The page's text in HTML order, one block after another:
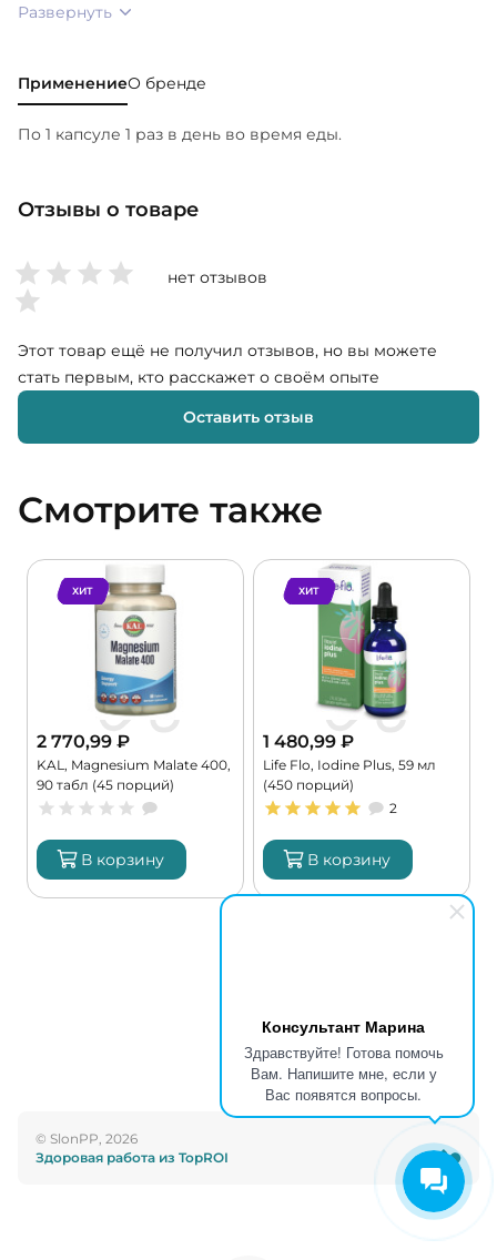
Консультант Марина
Здравствуйте! Готова помочь
Вам. Напишите мне, если у
Вас появятся вопросы.
Развернуть
ПрименениеО бренде
По 1 капсуле 1 раз в день во время еды.
Отзывы о товаре
нет отзывов
Этот товар ещё не получил отзывов, но вы можете
стать первым, кто расскажет о своём опыте
Оставить отзыв
Смотрите также
ХИТ
2 770,99 ₽
KAL, Magnesium Malate 400,
90 табл (45 порций)
В корзину
ХИТ
1 480,99 ₽
Life Flo, Iodine Plus, 59 мл
(450 порций)
2
В корзину
© SlonPP, 2026
Здоровая работа из TopROI